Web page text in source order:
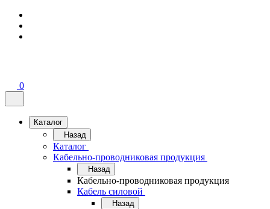
0
Каталог
Назад
Каталог
Кабельно-проводниковая продукция
Назад
Кабельно-проводниковая продукция
Кабель силовой
Назад